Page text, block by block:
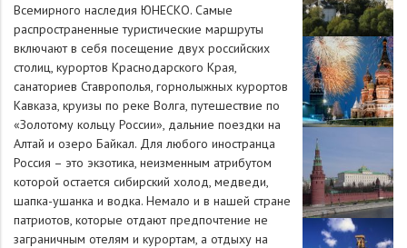
Всемирного наследия ЮНЕСКО. Самые
распространенные туристические маршруты
включают в себя посещение двух российских
столиц, курортов Краснодарского Края,
санаториев Ставрополья, горнолыжных курортов
Кавказа, круизы по реке Волга, путешествие по
«Золотому кольцу России», дальние поездки на
Алтай и озеро Байкал. Для любого иностранца
Россия – это экзотика, неизменным атрибутом
которой остается сибирский холод, медведи,
шапка-ушанка и водка. Немало и в нашей стране
патриотов, которые отдают предпочтение не
заграничным отелям и курортам, а отдыху на